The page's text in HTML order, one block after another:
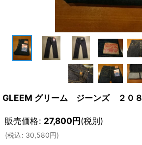
GLEEM グリーム ジーンズ ２０８
販売価格: 27,800円(税別)
(税込: 30,580円)